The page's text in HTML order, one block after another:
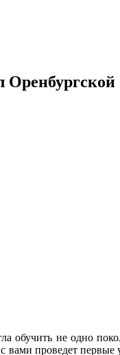
обучить не одно
вами проведет